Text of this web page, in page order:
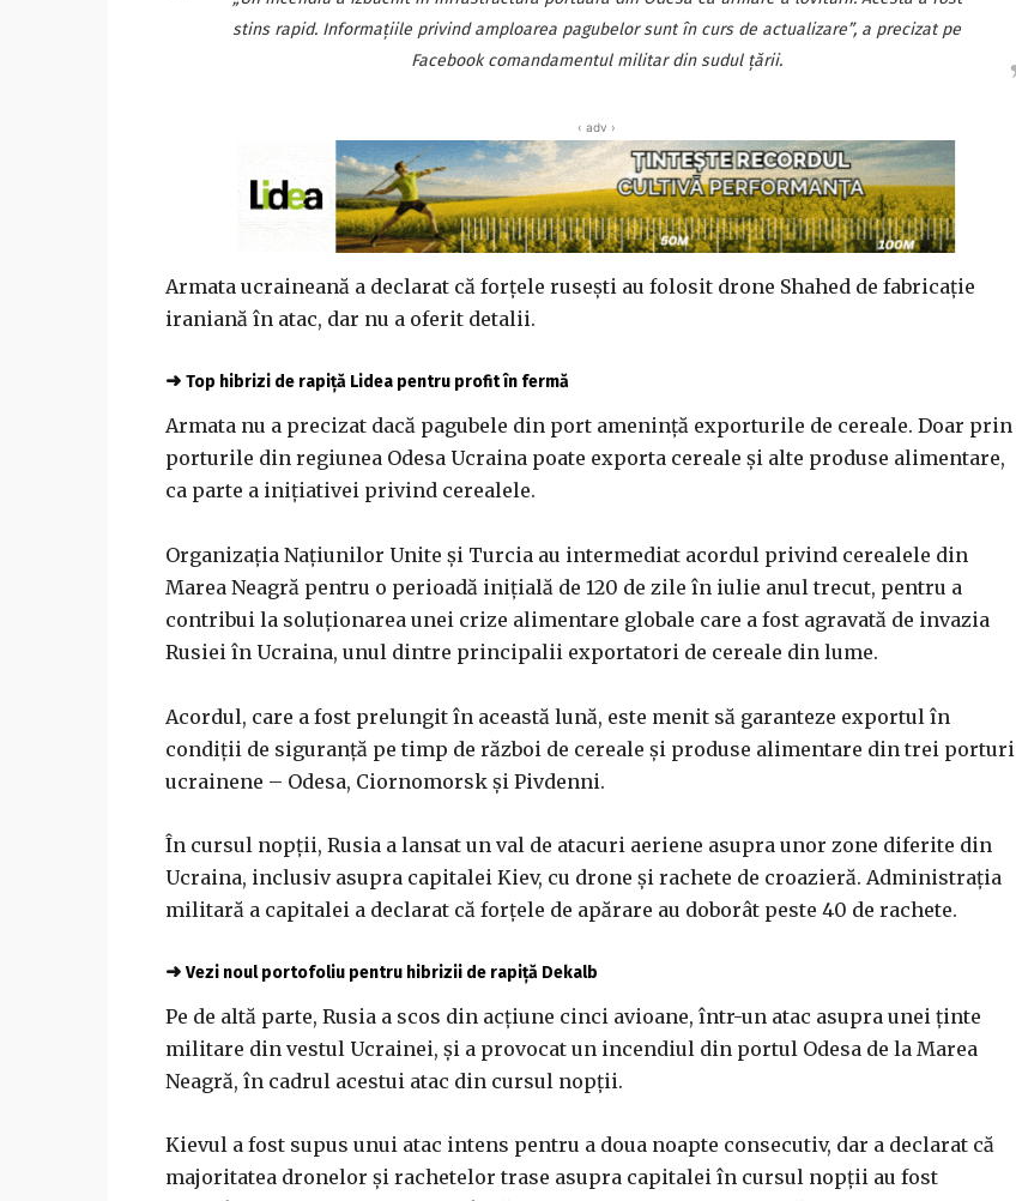
stins rapid. Informaţiile privind amploarea pagubelor sunt în curs de actualizare”, a precizat pe
Facebook comandamentul militar din sudul ţării.
‹ adv ›
Armata ucraineană a declarat că forţele ruseşti au folosit drone Shahed de fabricaţie
iraniană în atac, dar nu a oferit detalii.
➜ Top hibrizi de rapiță Lidea pentru profit în fermă
Armata nu a precizat dacă pagubele din port ameninţă exporturile de cereale. Doar prin
porturile din regiunea Odesa Ucraina poate exporta cereale şi alte produse alimentare,
ca parte a iniţiativei privind cerealele.
Organizaţia Naţiunilor Unite şi Turcia au intermediat acordul privind cerealele din
Marea Neagră pentru o perioadă iniţială de 120 de zile în iulie anul trecut, pentru a
contribui la soluţionarea unei crize alimentare globale care a fost agravată de invazia
Rusiei în Ucraina, unul dintre principalii exportatori de cereale din lume.
Acordul, care a fost prelungit în această lună, este menit să garanteze exportul în
condiţii de siguranţă pe timp de război de cereale şi produse alimentare din trei porturi
ucrainene – Odesa, Ciornomorsk şi Pivdenni.
În cursul nopţii, Rusia a lansat un val de atacuri aeriene asupra unor zone diferite din
Ucraina, inclusiv asupra capitalei Kiev, cu drone şi rachete de croazieră. Administraţia
militară a capitalei a declarat că forţele de apărare au doborât peste 40 de rachete.
➜ Vezi noul portofoliu pentru hibrizii de rapiță Dekalb
Pe de altă parte, Rusia a scos din acţiune cinci avioane, într-un atac asupra unei ţinte
militare din vestul Ucrainei, şi a provocat un incendiul din portul Odesa de la Marea
Neagră, în cadrul acestui atac din cursul nopţii.
Kievul a fost supus unui atac intens pentru a doua noapte consecutiv, dar a declarat că
majoritatea dronelor şi rachetelor trase asupra capitalei în cursul nopţii au fost